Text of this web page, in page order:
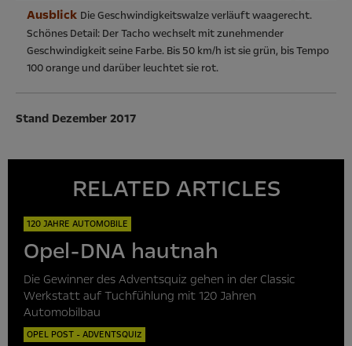
Ausblick Die Geschwindigkeitswalze verläuft waagerecht.
Schönes Detail: Der Tacho wechselt mit zunehmender
Geschwindigkeit seine Farbe. Bis 50 km/h ist sie grün, bis Tempo
100 orange und darüber leuchtet sie rot.
Stand Dezember 2017
RELATED ARTICLES
120 JAHRE AUTOMOBILE
Opel-DNA hautnah
Die Gewinner des Adventsquiz gehen in der Classic
Werkstatt auf Tuchfühlung mit 120 Jahren
Automobilbau
OPEL POST - ADVENTSQUIZ